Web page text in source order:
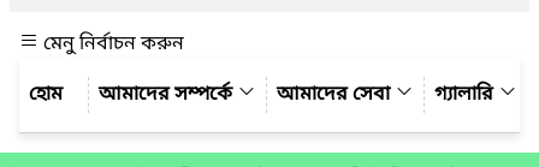
মেনু নির্বাচন করুন
আমাদের সম্পর্কে
আমাদের সেবা গ্যালারি